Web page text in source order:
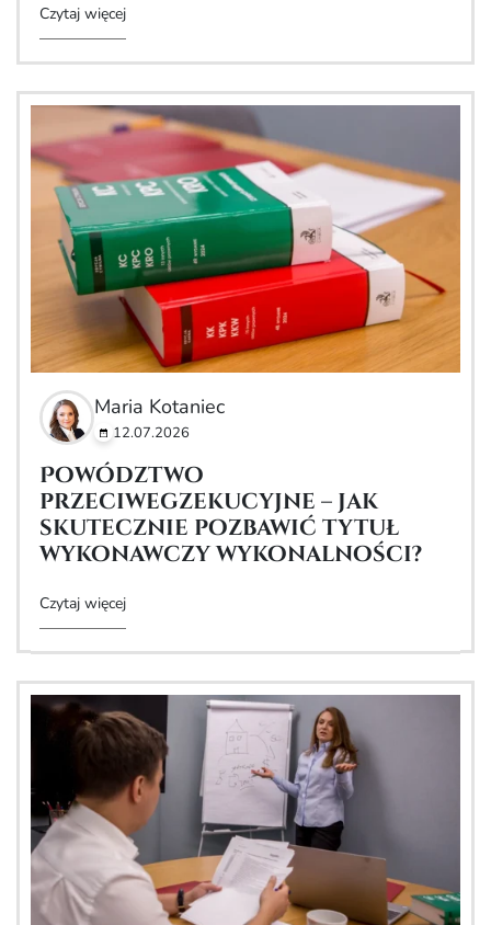
Czytaj więcej
Maria Kotaniec
12.07.2026
Powództwo
przeciwegzekucyjne – jak
skutecznie pozbawić tytuł
wykonawczy wykonalności?
Czytaj więcej